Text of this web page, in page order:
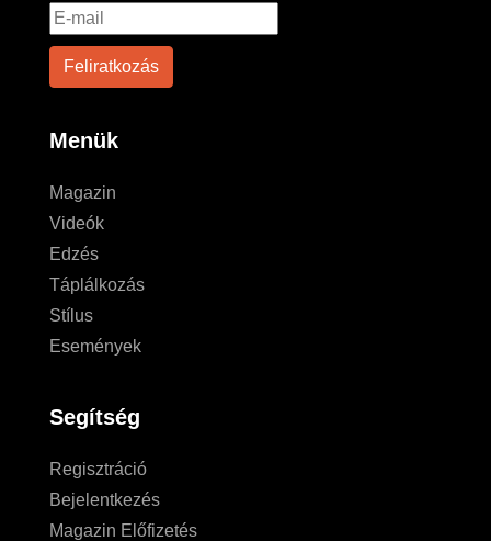
Menük
Magazin
Videók
Edzés
Táplálkozás
Stílus
Események
Segítség
Regisztráció
Bejelentkezés
Magazin Előfizetés